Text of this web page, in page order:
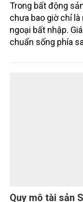
Trong bất động
chưa bao giờ chỉ
ngoại bất nhập.
chuẩn sống phía
vụ được thiết kế
Quy mô tài sản